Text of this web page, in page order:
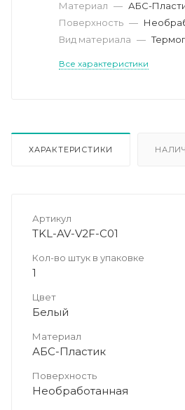
Материал — АБС-
Поверхность —
Вид материала —
Все характеристики
ХАРАКТЕРИСТИКИ
Артикул
TKL-AV-V2F-C01
Кол-во штук в упаковке
1
Цвет
Белый
Материал
АБС-Пластик
Поверхность
Необработанная